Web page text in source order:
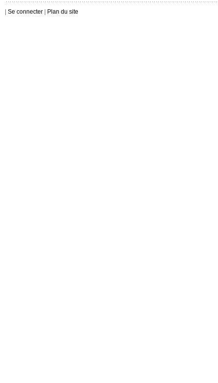
Se connecter Plan du site